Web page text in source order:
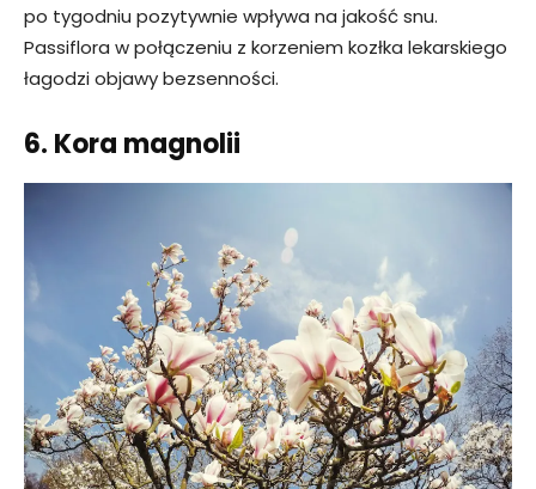
po tygodniu pozytywnie wpływa na jakość snu.
Passiflora w połączeniu z korzeniem kozłka lekarskiego
łagodzi objawy bezsenności.
6. Kora magnolii